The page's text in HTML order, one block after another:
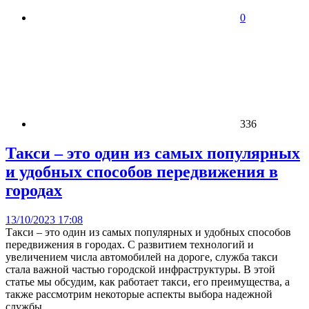
0
336
Такси – это один из самых популярных
и удобных способов передвижения в
городах
13/10/2023 17:08
Такси – это один из самых популярных и удобных способов
передвижения в городах. С развитием технологий и
увеличением числа автомобилей на дороге, служба такси
стала важной частью городской инфраструктуры. В этой
статье мы обсудим, как работает такси, его преимущества, а
также рассмотрим некоторые аспекты выбора надежной